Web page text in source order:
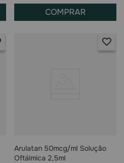
COMPRAR
Arulatan 50mcg/ml Solução
Oftálmica 2,5ml